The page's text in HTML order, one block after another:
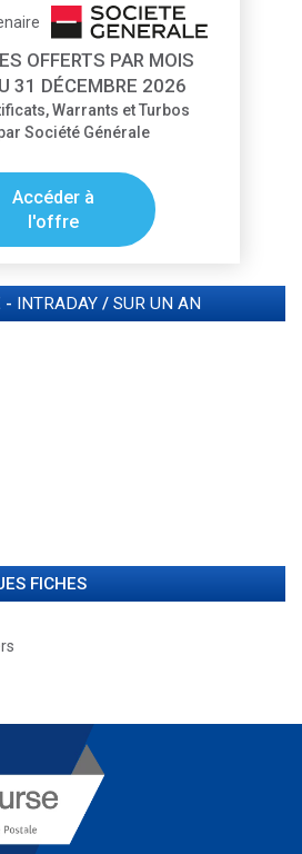
OFFERTS PAR MOIS
31 DÉCEMBRE 2026
Warrants et Turbos
Société Générale
Accéder à
l'offre
- INTRADAY / SUR UN AN
FICHES